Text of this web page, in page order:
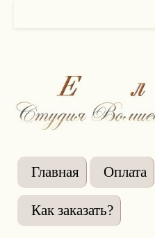
Главная Оплата
Как заказать?